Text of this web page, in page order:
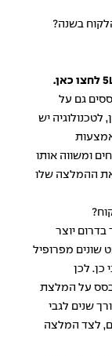
בשנה?
לחצו כאן.
גם על
לטכנולוגיה יש
ומשווה אותו
את ההמלצה שלו
צעירים וגר בדרום יוצר
שונים מפרופיל
כן. לכן
על המלצת
שנים לגבי
לצד המלצה